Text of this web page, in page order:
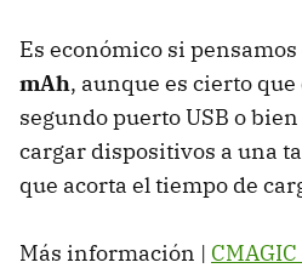
Es económico si
mAh, aunque es cierto
segundo puerto USB o
cargar dispositivos a una
que acorta el tiempo de
Más información |